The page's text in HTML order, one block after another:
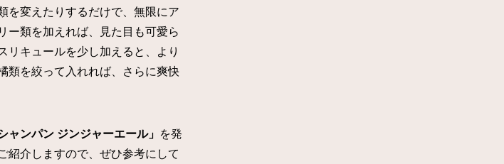
を変えたりするだけで、無限にア
ー類を加えれば、見た目も可愛ら
リキュールを少し加えると、より
類を絞って入れれば、さらに爽快
ャンパン ジンジャーエール」 を発
紹介しますので、ぜひ参考にして